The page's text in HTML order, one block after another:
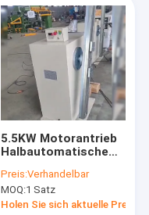
5.5KW Motorantrieb
Halbautomatische
Wicklmaschine mit
zwei einstellbaren
Blöcken (Abstand
Preis:Verhandelbar
MOQ:1 Satz
Holen Sie sich aktuelle Preis